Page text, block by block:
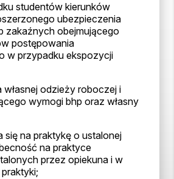
studentów kierunków
ubezpieczenia
zakaźnych obejmującego
postępowania
w przypadku ekspozycji
odzieży roboczej i
wymogi bhp oraz własny
na praktykę o ustalonej
na praktyce
przez opiekuna i w